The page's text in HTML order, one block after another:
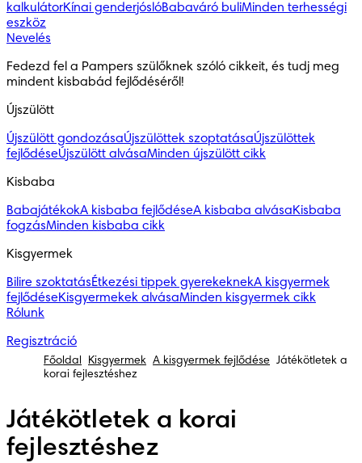
kalkulátorKínai genderjóslóBabaváró buliMinden terhességi
eszköz
Nevelés
Fedezd fel a Pampers szülőknek szóló cikkeit, és tudj meg
mindent kisbabád fejlődéséről!
Újszülött
Újszülött gondozásaÚjszülöttek szoptatásaÚjszülöttek
fejlődéseÚjszülött alvásaMinden újszülött cikk
Kisbaba
BabajátékokA kisbaba fejlődéseA kisbaba alvásaKisbaba
fogzásMinden kisbaba cikk
Kisgyermek
Bilire szoktatásÉtkezési tippek gyerekeknekA kisgyermek
fejlődéseKisgyermekek alvásaMinden kisgyermek cikk
Rólunk
Regisztráció
Főoldal Kisgyermek A kisgyermek fejlődése Játékötletek a
korai fejlesztéshez
Játékötletek a korai
fejlesztéshez